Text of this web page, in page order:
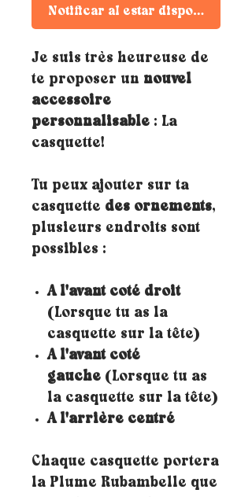
Notificar al estar disponible
Je suis très heureuse de
te proposer un nouvel
accessoire
personnalisable : La
casquette!
Tu peux ajouter sur ta
casquette des ornements,
plusieurs endroits sont
possibles :
A l'avant coté droit
(Lorsque tu as la
casquette sur la tête)
A l'avant coté
gauche (Lorsque tu as
la casquette sur la tête)
A l'arrière centré
Chaque casquette portera
la Plume Rubambelle que